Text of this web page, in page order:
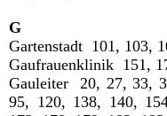
G
Gartenstadt 101, 103,
Gaufrauenklinik 151,
Gauleiter 20, 27, 33,
95, 120, 138, 140,